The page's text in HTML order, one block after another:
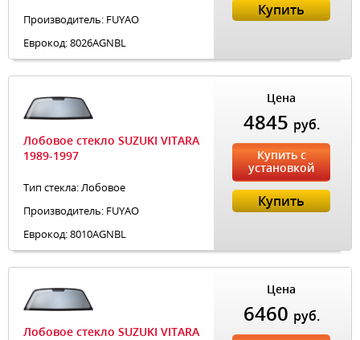
Производитель: FUYAO
Еврокод: 8026AGNBL
Купить
Лобовое стекло SUZUKI VITARA
1989-1997
Тип стекла: Лобовое
Производитель: FUYAO
Еврокод: 8010AGNBL
Цена
4845 руб.
Купить с
установкой
Купить
Лобовое стекло SUZUKI VITARA
Цена
6460 руб.